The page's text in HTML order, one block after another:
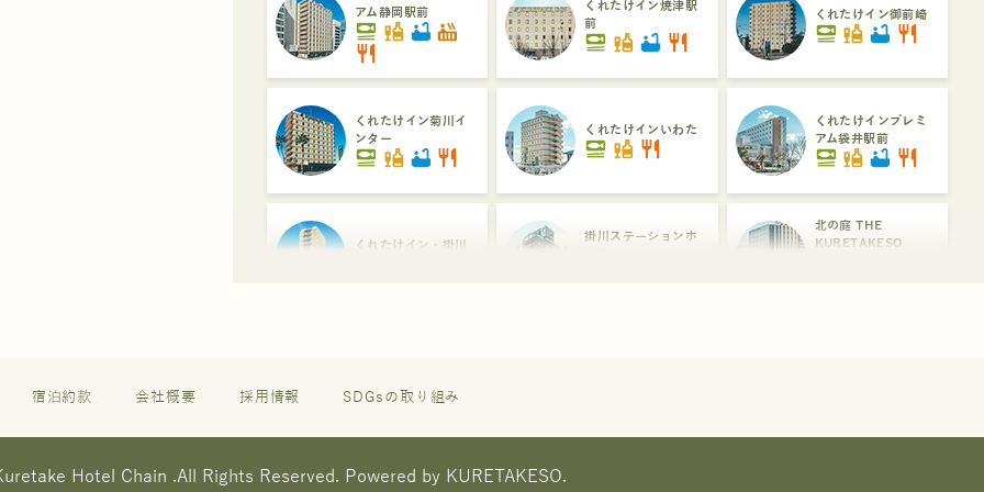
アム静岡駅前
set_meal liquor bathtub hot_tub
restaurant
くれたけイン焼津駅
前
set_meal liquor bathtub restaurant
くれたけイン御前崎
set_meal liquor bathtub restaurant
くれたけイン菊川イ
ンター
set_meal liquor bathtub restaurant
くれたけインいわた
set_meal liquor restaurant
くれたけインプレミ
アム袋井駅前
set_meal liquor bathtub restaurant
くれたけイン・掛川
掛川ステーションホ
北の庭 THE
KURETAKESO
set_meal liquorrestaurant
くれたけイン浜松西
インター
宿泊約款 会社概要 採用情報 SDGsの取り組み
Hotel Chain .All Rights Reserved. Powered by KURETAKESO.